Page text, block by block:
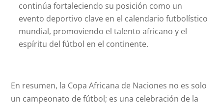
continúa fortaleciendo su posición como un
evento deportivo clave en el calendario futbolístico
mundial, promoviendo el talento africano y el
espíritu del fútbol en el continente.
En resumen, la Copa Africana de Naciones no es solo
un campeonato de fútbol; es una celebración de la